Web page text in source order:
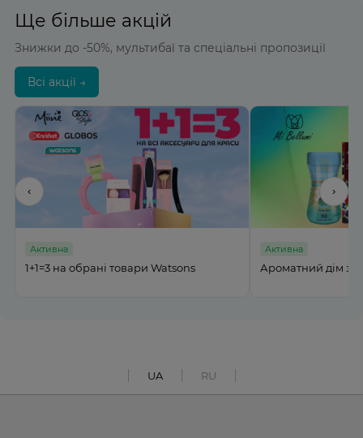
Ще більше акцій
Знижки до -50%, мультибаї та спеціальні пропозиції
Всі акції →
‹
Активна
1+1=3 на обрані товари Watsons
Активна
Ароматний дім з
›
UA RU